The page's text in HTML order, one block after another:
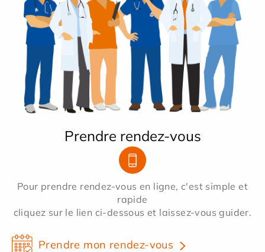
Prendre rendez-vous
Pour prendre rendez-vous en ligne, c'est simple et
rapide
cliquez sur le lien ci-dessous et laissez-vous guider.
Prendre mon rendez-vous